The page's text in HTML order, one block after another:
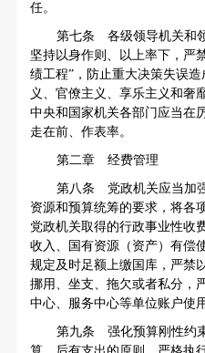
任。
第七条 各级领导机关和
坚持以身作则、以上率下，严
绩工程”，防止重大决策失误
义、官僚主义、享乐主义和奢
中央和国家机关各部门应当在
走在前、作表率。
第二章 经费管理
第八条 党政机关应当加
资源和预算统筹的要求，将各
党政机关取得的行政事业性收
收入、国有资源（资产）有偿
规定及时足额上缴国库，严禁
挪用、坐支、拖欠或者私分，
中心、服务中心等单位账户使用
第九条 强化预算刚性约